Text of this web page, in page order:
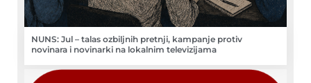
NUNS: Jul – talas ozbiljnih pretnji, kampanje protiv
novinara i novinarki na lokalnim televizijama